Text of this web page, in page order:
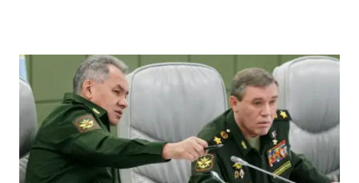
содержимому
сайт
на
WordPress